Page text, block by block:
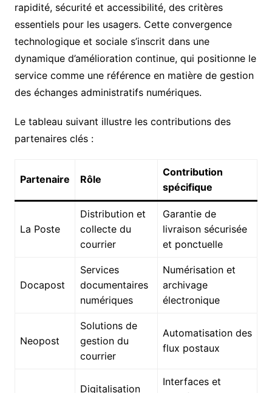
rapidité, sécurité et accessibilité, des critères
essentiels pour les usagers. Cette convergence
technologique et sociale s’inscrit dans une
dynamique d’amélioration continue, qui positionne le
service comme une référence en matière de gestion
des échanges administratifs numériques.
Le tableau suivant illustre les contributions des
partenaires clés :
Partenaire Rôle
Contribution
spécifique
La Poste
Distribution et
collecte du
courrier
Garantie de
livraison sécurisée
et ponctuelle
Docapost
Services
documentaires
numériques
Numérisation et
archivage
électronique
Neopost
Solutions de
gestion du
courrier
Automatisation des
flux postaux
Digitalisation
Interfaces et